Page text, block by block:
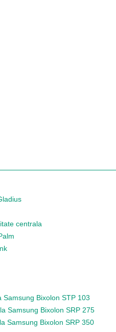
Gladius
centrala
Samsung Bixolon STP 103
Samsung Bixolon SRP 275
Samsung Bixolon SRP 350